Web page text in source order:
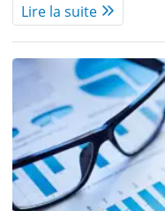
Lire la suite